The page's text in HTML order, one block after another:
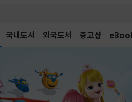
국내도서 외국도서 중고샵